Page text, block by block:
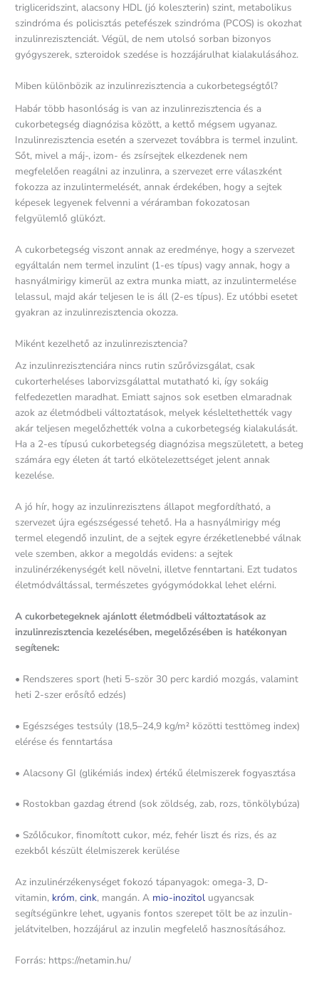
trigliceridszint, alacsony HDL (jó koleszterin) szint, metabolikus
szindróma és policisztás petefészek szindróma (PCOS) is okozhat
inzulinrezisztenciát. Végül, de nem utolsó sorban bizonyos
gyógyszerek, szteroidok szedése is hozzájárulhat kialakulásához.
Miben különbözik az inzulinrezisztencia a cukorbetegségtől?
Habár több hasonlóság is van az inzulinrezisztencia és a
cukorbetegség diagnózisa között, a kettő mégsem ugyanaz.
Inzulinrezisztencia esetén a szervezet továbbra is termel inzulint.
Sőt, mivel a máj-, izom- és zsírsejtek elkezdenek nem
megfelelően reagálni az inzulinra, a szervezet erre válaszként
fokozza az inzulintermelését, annak érdekében, hogy a sejtek
képesek legyenek felvenni a véráramban fokozatosan
felgyülemlő glükózt.
A cukorbetegség viszont annak az eredménye, hogy a szervezet
egyáltalán nem termel inzulint (1-es típus) vagy annak, hogy a
hasnyálmirigy kimerül az extra munka miatt, az inzulintermelése
lelassul, majd akár teljesen le is áll (2-es típus). Ez utóbbi esetet
gyakran az inzulinrezisztencia okozza.
Miként kezelhető az inzulinrezisztencia?
Az inzulinrezisztenciára nincs rutin szűrővizsgálat, csak
cukorterheléses laborvizsgálattal mutatható ki, így sokáig
felfedezetlen maradhat. Emiatt sajnos sok esetben elmaradnak
azok az életmódbeli változtatások, melyek késleltethették vagy
akár teljesen megelőzhették volna a cukorbetegség kialakulását.
Ha a 2-es típusú cukorbetegség diagnózisa megszületett, a beteg
számára egy életen át tartó elkötelezettséget jelent annak
kezelése.
A jó hír, hogy az inzulinrezisztens állapot megfordítható, a
szervezet újra egészségessé tehető. Ha a hasnyálmirigy még
termel elegendő inzulint, de a sejtek egyre érzéketlenebbé válnak
vele szemben, akkor a megoldás evidens: a sejtek
inzulinérzékenységét kell növelni, illetve fenntartani. Ezt tudatos
életmódváltással, természetes gyógymódokkal lehet elérni.
A cukorbetegeknek ajánlott életmódbeli változtatások az
inzulinrezisztencia kezelésében, megelőzésében is hatékonyan
segítenek:
• Rendszeres sport (heti 5-ször 30 perc kardió mozgás, valamint
heti 2-szer erősítő edzés)
• Egészséges testsúly (18,5–24,9 kg/m² közötti testtömeg index)
elérése és fenntartása
• Alacsony GI (glikémiás index) értékű élelmiszerek fogyasztása
• Rostokban gazdag étrend (sok zöldség, zab, rozs, tönkölybúza)
• Szőlőcukor, finomított cukor, méz, fehér liszt és rizs, és az
ezekből készült élelmiszerek kerülése
Az inzulinérzékenységet fokozó tápanyagok: omega-3, D-
vitamin, króm,cink, mangán. A mio-inozitol ugyancsak
segítségünkre lehet, ugyanis fontos szerepet tölt be az inzulin-
jelátvitelben, hozzájárul az inzulin megfelelő hasznosításához.
Forrás: https://netamin.hu/